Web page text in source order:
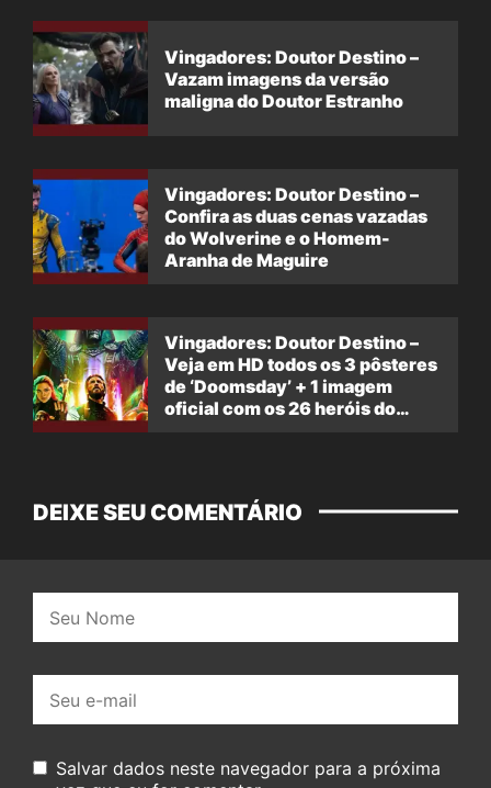
Vingadores: Doutor Destino –
Vazam imagens da versão
maligna do Doutor Estranho
Vingadores: Doutor Destino –
Confira as duas cenas vazadas
do Wolverine e o Homem-
Aranha de Maguire
Vingadores: Doutor Destino –
Veja em HD todos os 3 pôsteres
de ‘Doomsday’ + 1 imagem
oficial com os 26 heróis do
DEIXE SEU COMENTÁRIO
mail:
Salvar dados neste navegador para a próxima